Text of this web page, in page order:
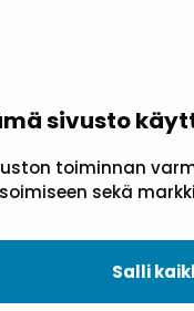
sivusto
toiminnan
sekä
Salli